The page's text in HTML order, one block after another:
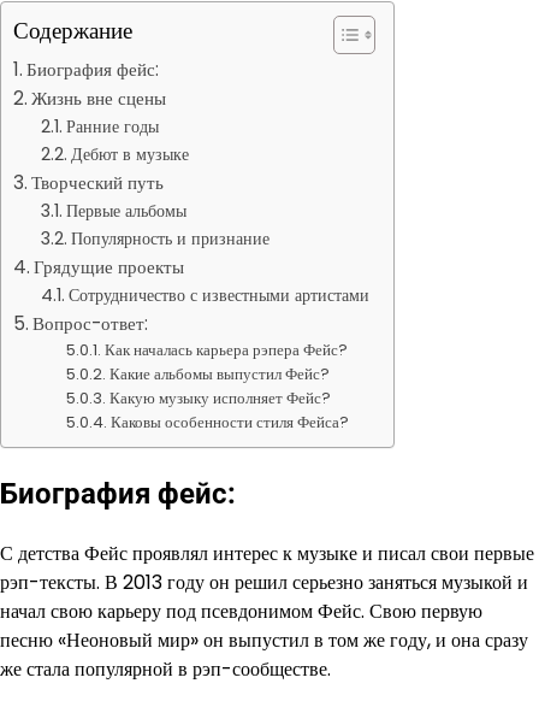
Содержание
Биография фейс:
Жизнь вне сцены
Ранние годы
Дебют в музыке
Творческий путь
Первые альбомы
Популярность и признание
Грядущие проекты
Сотрудничество с известными артистами
Вопрос-ответ:
Как началась карьера рэпера Фейс?
Какие альбомы выпустил Фейс?
Какую музыку исполняет Фейс?
Каковы особенности стиля Фейса?
Биография фейс:
С детства Фейс проявлял интерес к музыке и писал свои первые
рэп-тексты. В 2013 году он решил серьезно заняться музыкой и
начал свою карьеру под псевдонимом Фейс. Свою первую
песню «Неоновый мир» он выпустил в том же году, и она сразу
же стала популярной в рэп-сообществе.